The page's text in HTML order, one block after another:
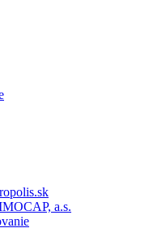
a.s.